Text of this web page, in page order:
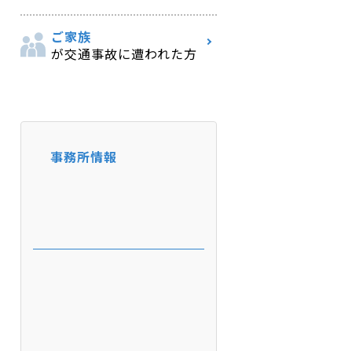
ご家族
が交通事故に遭われた方
事務所情報